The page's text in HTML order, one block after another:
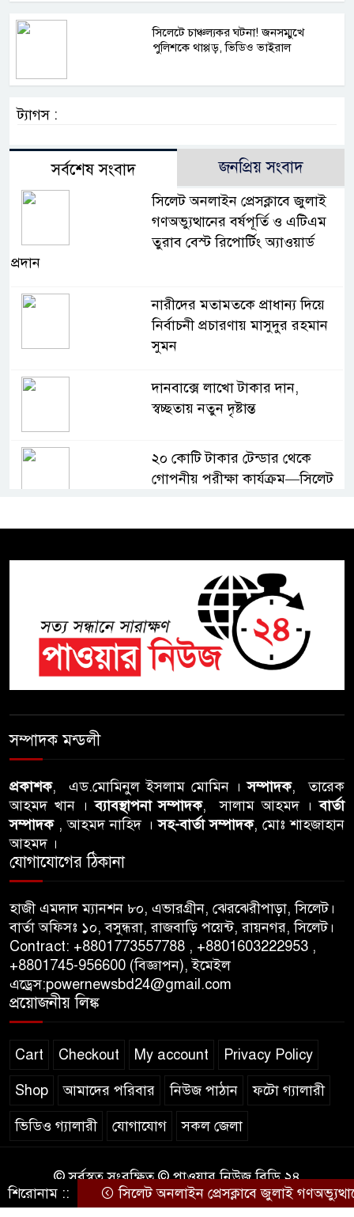
সিলেটে চাঞ্চল্যকর ঘটনা! জনসম্মুখে
পুলিশকে থাপ্পড়, ভিডিও ভাইরাল
ট্যাগস :
সর্বশেষ সংবাদ জনপ্রিয় সংবাদ
সিলেট অনলাইন প্রেসক্লাবে জুলাই
গণঅভ্যুত্থানের বর্ষপূর্তি ও এটিএম
তুরাব বেস্ট রিপোর্টিং অ্যাওয়ার্ড
প্রদান
নারীদের মতামতকে প্রাধান্য দিয়ে
নির্বাচনী প্রচারণায় মাসুদুর রহমান
সুমন
দানবাক্সে লাখো টাকার দান,
স্বচ্ছতায় নতুন দৃষ্টান্ত
২০ কোটি টাকার টেন্ডার থেকে
গোপনীয় পরীক্ষা কার্যক্রম—সিলেট
সিলেটে চিকিৎসকের কিশোর ছেলের
ঝুলন্ত মরদেহ উদ্ধার
শতাব্দী রায়ের বাড়িতে বিদ্রোহীদের
বৈঠক, পশ্চিমবঙ্গে তৃনমূলে ভাঙনের
ইঙ্গিত !
বিএনপি নেতার ওপর হামলার
আবু তালহা চৌধুরী দ্বিতীয় বারের
মত টাওয়ার হ‍্যামলেটস কাউন্সিলের
গণবিজ্ঞপ্তি নিয়ে সিলেট অনলাইন
প্রেসক্লাবে বিশ্ব মুক্ত গণমাধ্যম দিবসে
সমালোচনা
সিলেটে ব্যাডমিন্টন তারকাদের
সম্পাদক মন্ডলী
প্রকাশক, এড.মোমিনুল ইসলাম মোমিন ।সম্পাদক, তারেক
আহমদ খান ।ব্যাবস্থাপনা সম্পাদক, সালাম আহমদ ।বার্তা
সম্পাদক, আহমদ নাহিদ ।সহ-বার্তা সম্পাদক, মোঃ শাহজাহান
আহমদ ।
যোগাযোগের ঠিকানা
হাজী এমদাদ ম্যানশন ৮০, এভারগ্রীন, ঝেরঝেরীপাড়া, সিলেট।
বার্তা অফিসঃ ১০, বসুন্ধরা, রাজবাড়ি পয়েন্ট, রায়নগর, সিলেট।
Contract: +8801773557788 , +8801603222953 ,
+8801745-956600 (বিজ্ঞাপন), ইমেইল
এড্রেস:powernewsbd24@gmail.com
প্রয়োজনীয় লিঙ্ক
Cart Checkout My account Privacy Policy
Shop আমাদের পরিবার নিউজ পাঠান ফটো গ্যালারী
ভিডিও গ্যালারী যোগাযোগ সকল জেলা
© সর্বস্বত্ব সংরক্ষিত © পাওয়ার নিউজ বিডি ২৪
কারিগরি সহযোগিতায়ঃWEB DESIGN BD
শিরোনাম :: সিলেট অনলাইন প্রেসক্লাবে জুলাই